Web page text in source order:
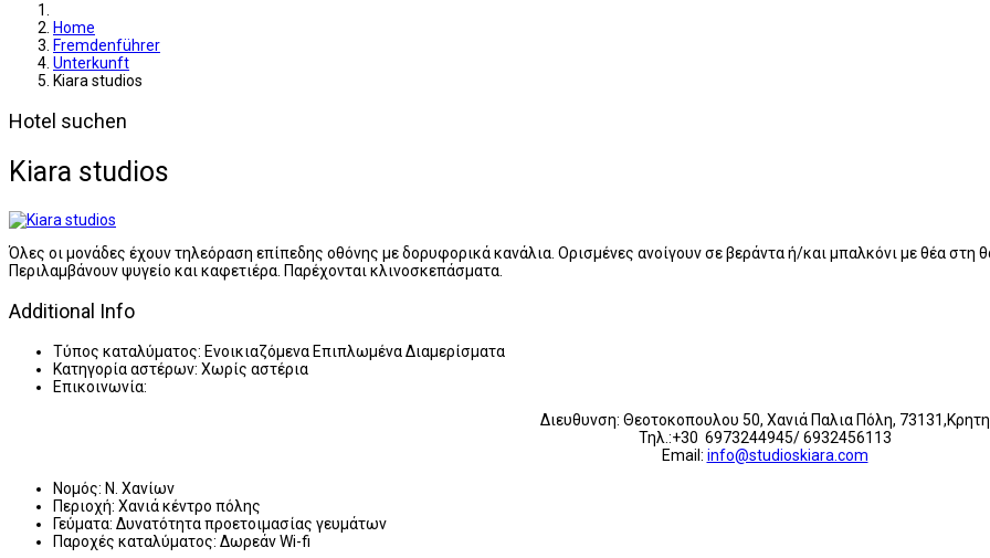
Home
Fremdenführer
Unterkunft
Kiara studios
Hotel suchen
Kiara studios
Όλες οι μονάδες έχουν τηλεόραση επίπεδης οθόνης με δορυφορικά κανάλια. Ορισμένες ανοίγουν σε βεράντα ή/και μπαλκόνι με θέα στη
Περιλαμβάνουν ψυγείο και καφετιέρα. Παρέχονται κλινοσκεπάσματα.
Additional Info
Τύπος καταλύματος: Ενοικιαζόμενα Επιπλωμένα Διαμερίσματα
Κατηγορία αστέρων: Χωρίς αστέρια
Επικοινωνία:
Διευθυνση: Θεοτοκοπουλου 50, Χανιά Παλια Πόλη, 73131,Κρητη
Τηλ.:+30 6973244945/ 6932456113
Email: info@studioskiara.com
Νομός: Ν. Χανίων
Περιοχή: Χανιά κέντρο πόλης
Γεύματα: Δυνατότητα προετοιμασίας γευμάτων
Παροχές καταλύματος: Δωρεάν Wi-fi